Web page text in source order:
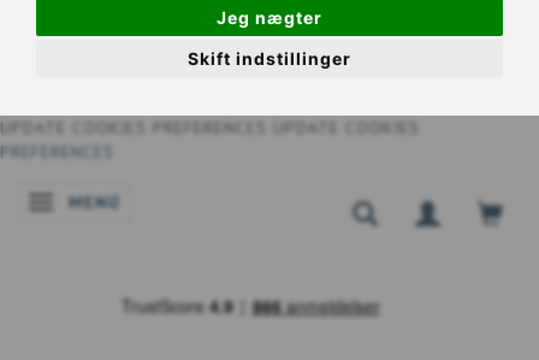
Jeg nægter
Skift indstillinger
UPDATE COOKIES PREFERENCES
UPDATE COOKIES
PREFERENCES
NAVEGACIÓN DE PALANCA
MENÚ